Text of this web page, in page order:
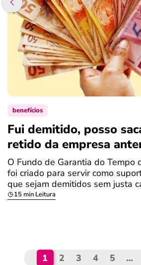
benefícios
Fui demitido, posso
retido da empresa
O Fundo de Garantia do Tempo
foi criado para servir como
que sejam demitidos sem justa
15 min Leitura
1 2 3 4 5 …